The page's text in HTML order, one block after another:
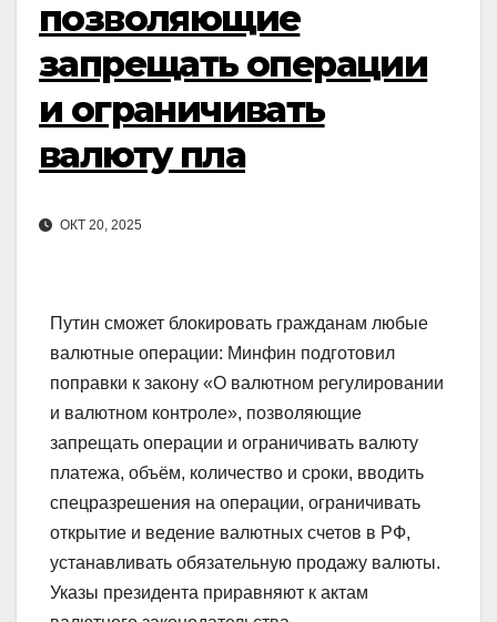
позволяющие
запрещать операции
и ограничивать
валюту пла
ОКТ 20, 2025
Путин сможет блокировать гражданам любые
валютные операции: Минфин подготовил
поправки к закону «О валютном регулировании
и валютном контроле», позволяющие
запрещать операции и ограничивать валюту
платежа, объём, количество и сроки, вводить
спецразрешения на операции, ограничивать
открытие и ведение валютных счетов в РФ,
устанавливать обязательную продажу валюты.
Указы президента приравняют к актам